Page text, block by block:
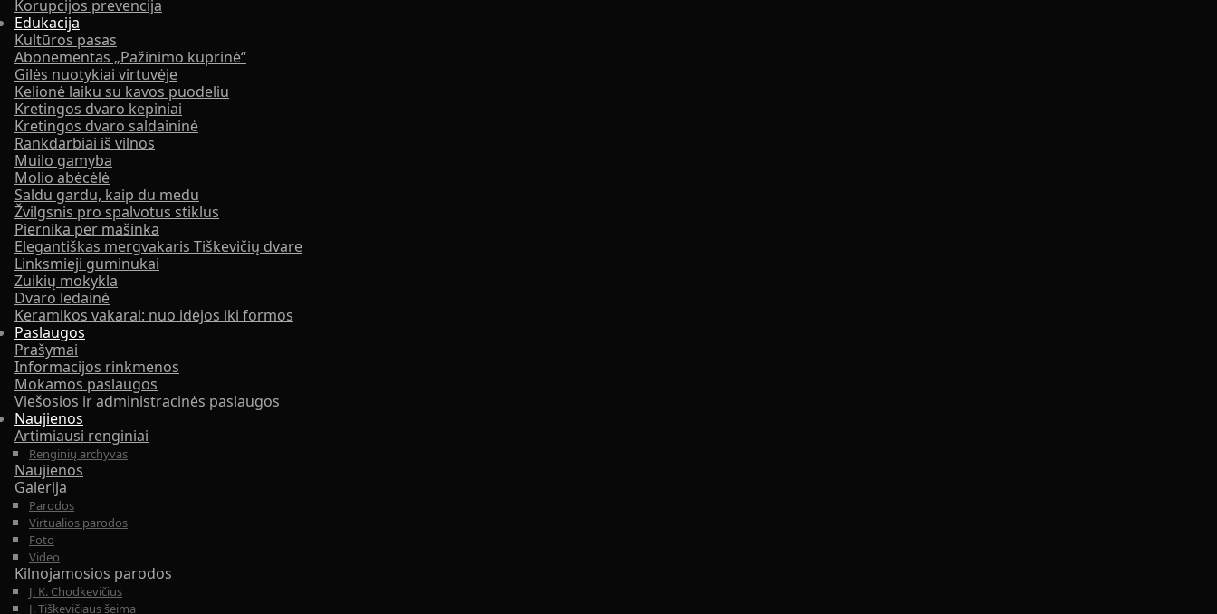
Korupcijos prevencija
Edukacija
Kultūros pasas
Abonementas „Pažinimo kuprinė“
Gilės nuotykiai virtuvėje
Kelionė laiku su kavos puodeliu
Kretingos dvaro kepiniai
Kretingos dvaro saldaininė
Rankdarbiai iš vilnos
Muilo gamyba
Molio abėcėlė
Saldu gardu, kaip du medu
Žvilgsnis pro spalvotus stiklus
Piernika per mašinka
Elegantiškas mergvakaris Tiškevičių dvare
Linksmieji guminukai
Zuikių mokykla
Dvaro ledainė
Keramikos vakarai: nuo idėjos iki formos
Paslaugos
Prašymai
Informacijos rinkmenos
Mokamos paslaugos
Viešosios ir administracinės paslaugos
Naujienos
Artimiausi renginiai
Renginių archyvas
Naujienos
Galerija
Parodos
Virtualios parodos
Foto
Video
Kilnojamosios parodos
J. K. Chodkevičius
J. Tiškevičiaus šeima